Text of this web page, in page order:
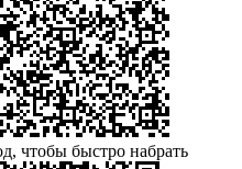
чтобы быстро набрать